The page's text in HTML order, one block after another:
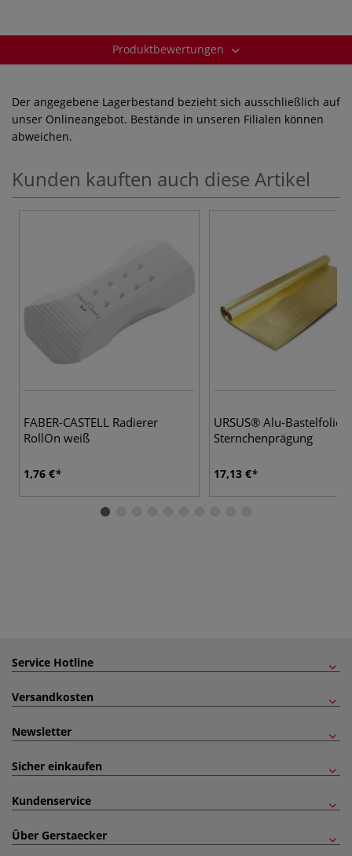
Produktbewertungen
Der angegebene Lagerbestand bezieht sich ausschließlich auf
unser Onlineangebot. Bestände in unseren Filialen können
abweichen.
Kunden kauften auch diese Artikel
FABER-CASTELL Radierer
RollOn weiß
1,76 €
URSUS® Alu-Bastelfolie
Sternchenprägung
17,13 €
Service Hotline
Versandkosten
Newsletter
Sicher einkaufen
Kundenservice
Über Gerstaecker